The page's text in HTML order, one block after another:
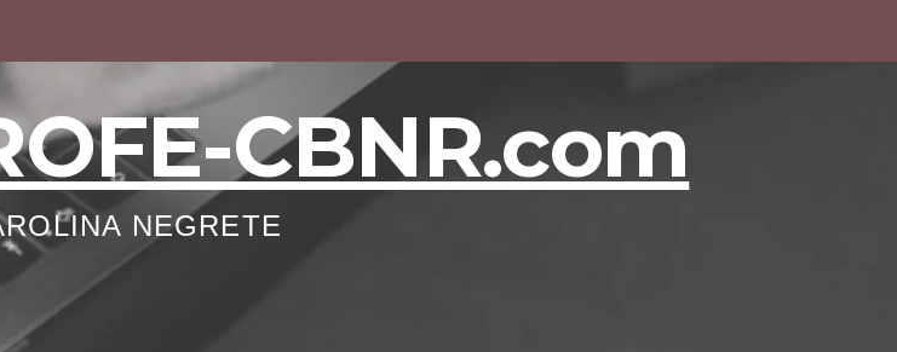
CBNR.com
NEGRETE